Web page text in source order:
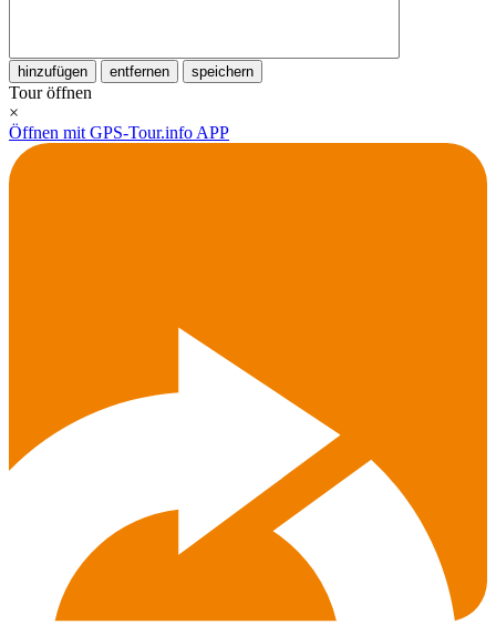
hinzufügen entfernen speichern
Tour öffnen
×
Öffnen mit GPS-Tour.info APP